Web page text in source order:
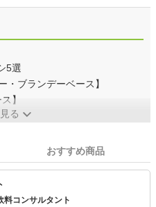
5選
・ブランデーベース】
】
る
おすすめ商品
料コンサルタント